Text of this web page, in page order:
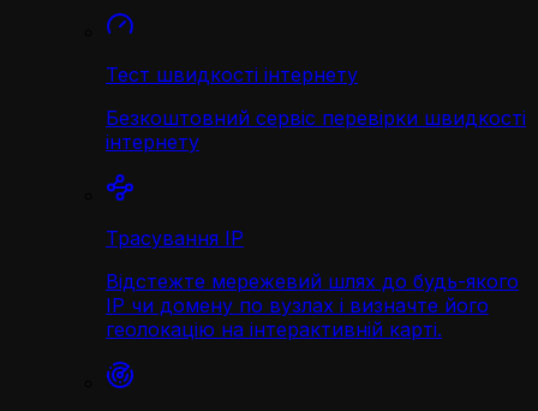
Тест швидкості інтернету
Безкоштовний сервіс перевірки швидкості
інтернету
Трасування IP
Відстежте мережевий шлях до будь-якого
IP чи домену по вузлах і визначте його
геолокацію на інтерактивній карті.